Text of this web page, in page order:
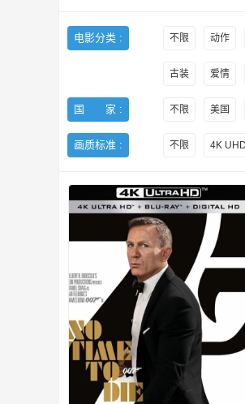
电影分类 : 不限 动作
古装 爱情
国 家 : 不限 美国
画质标准 : 不限 4K